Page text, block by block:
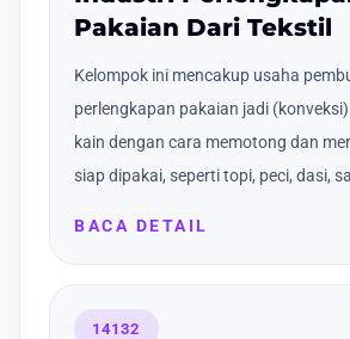
Pakaian Dari Tekstil
Kelompok ini mencakup usaha
perlengkapan pakaian jadi
kain dengan cara memotong dan
siap dipakai, seperti topi, peci, dasi,
BACA DETAIL
14132